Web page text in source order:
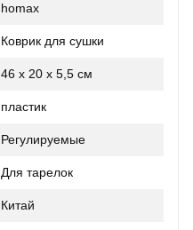
homax
Коврик для сушки
46 x 20 x 5,5 см
пластик
Регулируемые
Для тарелок
Китай